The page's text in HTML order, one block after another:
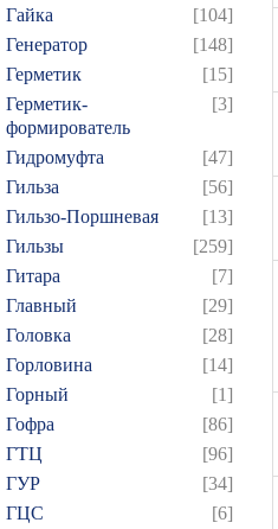
Гайка
[104]
Генератор
[148]
Герметик
[15]
Герметик-
формирователь
[3]
Гидромуфта
[47]
Гильза
[56]
Гильзо-Поршневая
[13]
Гильзы
[259]
Гитара
[7]
Главный
[29]
Головка
[28]
Горловина
[14]
Горный
[1]
Гофра
[86]
ГТЦ
[96]
ГУР
[34]
ГЦC
[6]